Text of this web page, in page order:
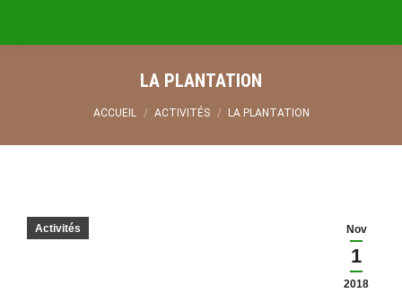
LA PLANTATION
Vous êtes ici :
ACCUEIL ACTIVITÉS LA PLANTATION
Nov
1
2018
Activités